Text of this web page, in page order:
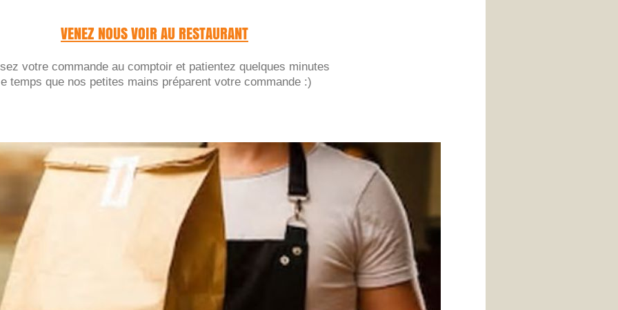
VENEZ NOUS VOIR AU RESTAURANT
votre commande au comptoir et patientez quelques minutes
temps que nos petites mains préparent votre commande :)